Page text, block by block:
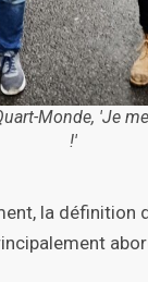
Monde, 'Je
!'
la définition